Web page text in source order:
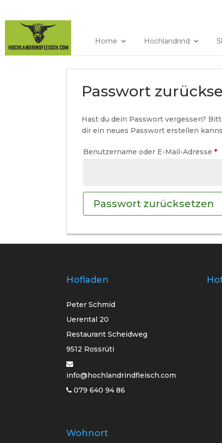
Home Hochlandrind
Passwort
Hast du dein Passwort vergessen?
dir ein neues Passwort erstellen
Benutzername oder E-Mail-Adresse *
Passwort zurücksetzen
Hofladen
Peter Schmid
Uerental 20
Restaurant Scheidweg
9512 Rossrüti
info@hochlandrindfleisch.com
079 640 94 86
Wohnort